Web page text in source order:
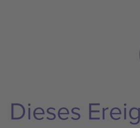
Dieses